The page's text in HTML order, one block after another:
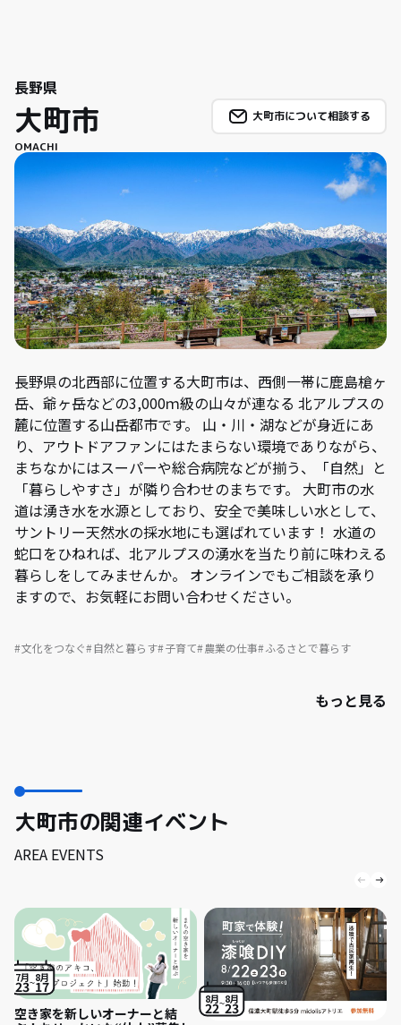
長野県
大町市
OMACHI
大町市について相談する
長野県の北西部に位置する大町市は、西側一帯に鹿島槍ヶ
岳、爺ヶ岳などの3,000ｍ級の山々が連なる 北アルプスの
麓に位置する山岳都市です。 山・川・湖などが身近にあ
り、アウトドアファンにはたまらない環境でありながら、
まちなかにはスーパーや総合病院などが揃う、「自然」と
「暮らしやすさ」が隣り合わせのまちです。 大町市の水
道は湧き水を水源としており、安全で美味しい水として、
サントリー天然水の採水地にも選ばれています！ 水道の
蛇口をひねれば、北アルプスの湧水を当たり前に味わえる
暮らしをしてみませんか。 オンラインでもご相談を承り
ますので、お気軽にお問い合わせください。
文化をつなぐ 自然と暮らす 子育て 農業の仕事 ふるさとで暮らす
もっと見る
大町市の関連イベント
AREA EVENTS
7月
23
8月
17
空き家を新しいオーナーと結
8月
22
8月
23